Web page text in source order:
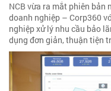
NCB vừa ra mắt phiên bản
doanh nghiệp – Corp360
nghiệp xử lý nhu cầu bảo
dụng đơn giản, thuận tiện